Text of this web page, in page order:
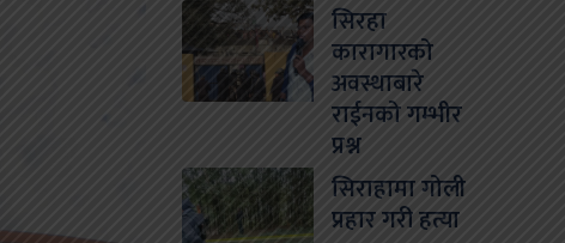
सिरहा
कारागारको
अवस्थाबारे
राईनको गम्भीर
प्रश्न
सिराहामा गोली
प्रहार गरी हत्या